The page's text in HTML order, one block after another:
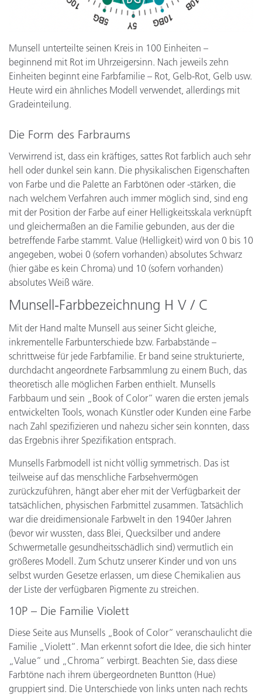
Munsell unterteilte seinen Kreis in 100 Einheiten –
beginnend mit Rot im Uhrzeigersinn. Nach jeweils zehn
Einheiten beginnt eine Farbfamilie – Rot, Gelb-Rot, Gelb usw.
Heute wird ein ähnliches Modell verwendet, allerdings mit
Gradeinteilung.
Die Form des Farbraums
Verwirrend ist, dass ein kräftiges, sattes Rot farblich auch sehr
hell oder dunkel sein kann. Die physikalischen Eigenschaften
von Farbe und die Palette an Farbtönen oder -stärken, die
nach welchem Verfahren auch immer möglich sind, sind eng
mit der Position der Farbe auf einer Helligkeitsskala verknüpft
und gleichermaßen an die Familie gebunden, aus der die
betreffende Farbe stammt. Value (Helligkeit) wird von 0 bis 10
angegeben, wobei 0 (sofern vorhanden) absolutes Schwarz
(hier gäbe es kein Chroma) und 10 (sofern vorhanden)
absolutes Weiß wäre.
Munsell-Farbbezeichnung H V / C
Mit der Hand malte Munsell aus seiner Sicht gleiche,
inkrementelle Farbunterschiede bzw. Farbabstände –
schrittweise für jede Farbfamilie. Er band seine strukturierte,
durchdacht angeordnete Farbsammlung zu einem Buch, das
theoretisch alle möglichen Farben enthielt. Munsells
Farbbaum und sein „Book of Color“ waren die ersten jemals
entwickelten Tools, wonach Künstler oder Kunden eine Farbe
nach Zahl spezifizieren und nahezu sicher sein konnten, dass
das Ergebnis ihrer Spezifikation entsprach.
Munsells Farbmodell ist nicht völlig symmetrisch. Das ist
teilweise auf das menschliche Farbsehvermögen
zurückzuführen, hängt aber eher mit der Verfügbarkeit der
tatsächlichen, physischen Farbmittel zusammen. Tatsächlich
war die dreidimensionale Farbwelt in den 1940er Jahren
(bevor wir wussten, dass Blei, Quecksilber und andere
Schwermetalle gesundheitsschädlich sind) vermutlich ein
größeres Modell. Zum Schutz unserer Kinder und von uns
selbst wurden Gesetze erlassen, um diese Chemikalien aus
der Liste der verfügbaren Pigmente zu streichen.
10P – Die Familie Violett
Diese Seite aus Munsells „Book of Color“ veranschaulicht die
Familie „Violett“. Man erkennt sofort die Idee, die sich hinter
„Value“ und „Chroma“ verbirgt. Beachten Sie, dass diese
Farbtöne nach ihrem übergeordneten Buntton (Hue)
gruppiert sind. Die Unterschiede von links unten nach rechts